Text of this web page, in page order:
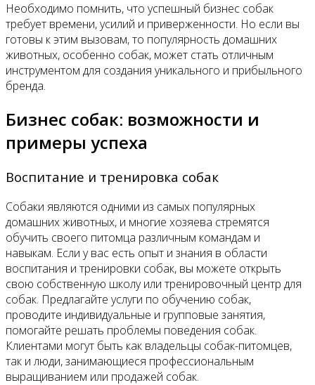
Необходимо помнить, что успешный бизнес собак
требует времени, усилий и приверженности. Но если вы
готовы к этим вызовам, то популярность домашних
животных, особенно собак, может стать отличным
инструментом для создания уникального и прибыльного
бренда.
Бизнес собак: возможности и
примеры успеха
Воспитание и тренировка собак
Собаки являются одними из самых популярных
домашних животных, и многие хозяева стремятся
обучить своего питомца различным командам и
навыкам. Если у вас есть опыт и знания в области
воспитания и тренировки собак, вы можете открыть
свою собственную школу или тренировочный центр для
собак. Предлагайте услуги по обучению собак,
проводите индивидуальные и групповые занятия,
помогайте решать проблемы поведения собак.
Клиентами могут быть как владельцы собак-питомцев,
так и люди, занимающиеся профессиональным
выращиванием или продажей собак.